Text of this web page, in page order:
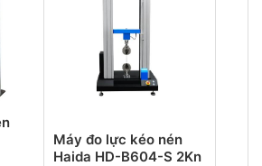
Máy đo lực kéo nén
Haida HD-B604-S 2Kn